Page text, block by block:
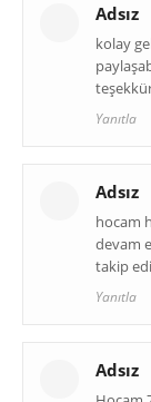
Adsız
kolay
Yanıtla
Adsız
hocam
devam
takip
Yanıtla
Adsız